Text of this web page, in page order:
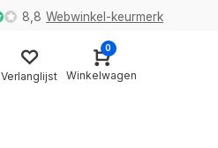
8,8 Webwinkel-keurmerk
Verlanglijst
0
Winkelwagen